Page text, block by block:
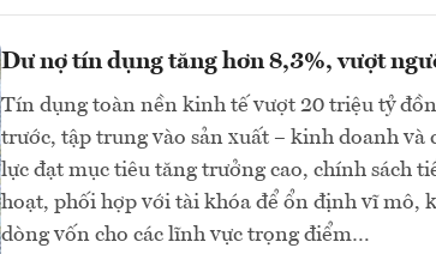
Dư nợ tín dụng tăng hơn 8,3%, vượt
Tín dụng toàn nền kinh tế vượt 20 triệu tỷ
trước, tập trung vào sản xuất – kinh doanh và
lực đạt mục tiêu tăng trưởng cao, chính sách
hoạt, phối hợp với tài khóa để ổn định vĩ mô,
dòng vốn cho các lĩnh vực trọng điểm…